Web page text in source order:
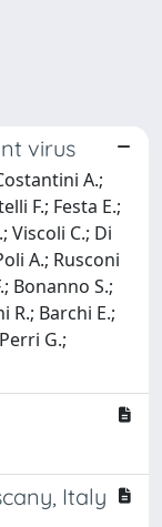
virus
A.;
F.; Festa E.;
Viscoli C.; Di
A.; Rusconi
Bonanno S.;
R.; Barchi E.;
G.;
Italy